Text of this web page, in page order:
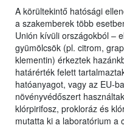
A körültekintő hatósági
a szakemberek több
Unión kívüli országokból –
gyümölcsök (pl. citrom,
klementin) érkeztek
határérték felett
hatóanyagot, vagy az EU-
növényvédőszert
klórpirifosz, prokloráz és
mutatta ki a laboratórium a